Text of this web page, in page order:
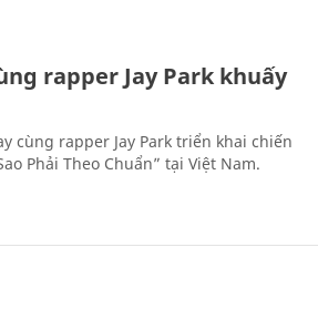
rapper Jay Park khuấy
cùng rapper Jay Park triển khai chiến
Phải Theo Chuẩn” tại Việt Nam.